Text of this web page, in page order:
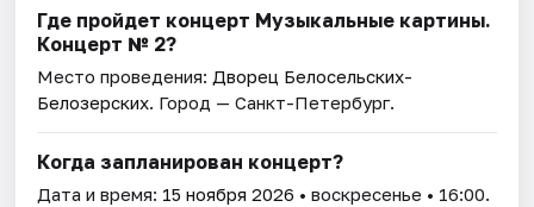
Где пройдет концерт Музыкальные картины.
Концерт № 2?
Место проведения: Дворец Белосельских-
Белозерских. Город — Санкт-Петербург.
Когда запланирован концерт?
Дата и время: 15 ноября 2026 • воскресенье • 16:00.